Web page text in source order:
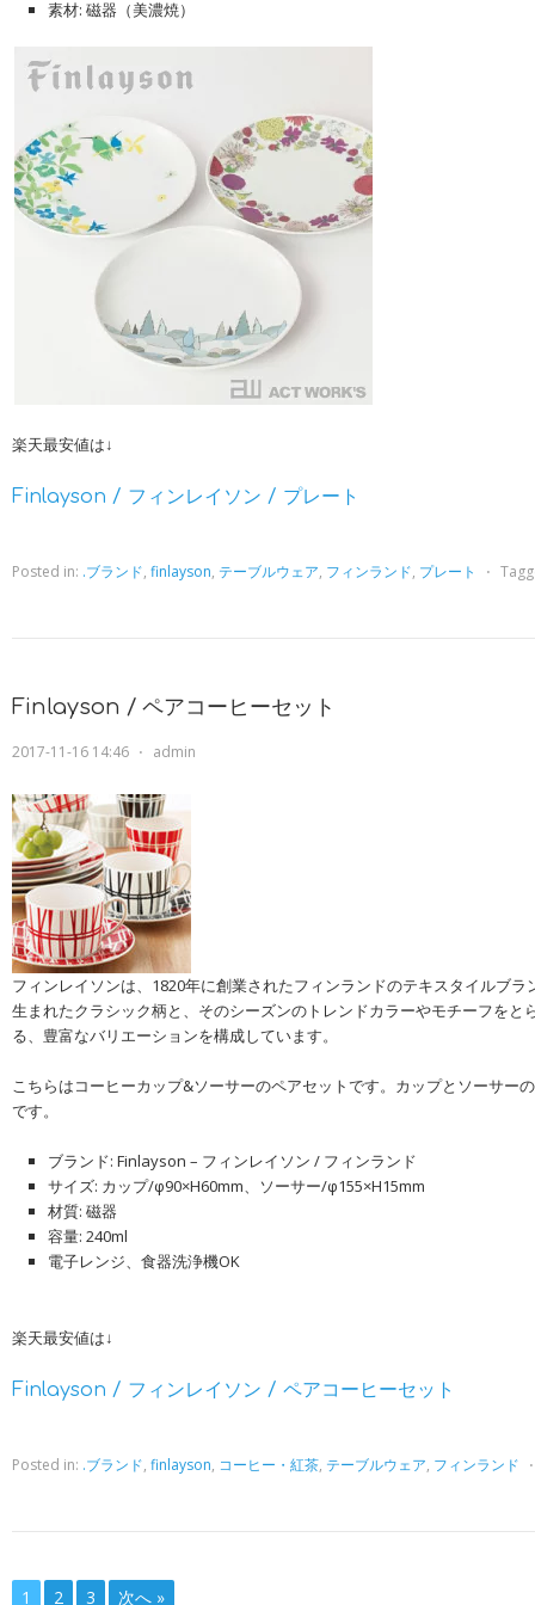
素材: 磁器（美濃焼）
楽天最安値は↓
Finlayson / フィンレイソン / プレート
Posted in: .ブランド, finlayson, テーブルウェア, フィンランド, プレート ⋅
Finlayson / ペアコーヒーセット
2017-11-16 14:46 ⋅ admin
フィンレイソンは、1820年に創業されたフィンランドのテキスタイルブラ
生まれたクラシック柄と、そのシーズンのトレンドカラーやモチーフをと
る、豊富なバリエーションを構成しています。
こちらはコーヒーカップ&ソーサーのペアセットです。カップとソーサー
です。
ブランド: Finlayson – フィンレイソン / フィンランド
サイズ: カップ/φ90×H60mm、ソーサー/φ155×H15mm
材質: 磁器
容量: 240ml
電子レンジ、食器洗浄機OK
楽天最安値は↓
Finlayson / フィンレイソン / ペアコーヒーセット
Posted in: .ブランド, finlayson, コーヒー・紅茶, テーブルウェア, フィンランド
1 2 3 次へ »